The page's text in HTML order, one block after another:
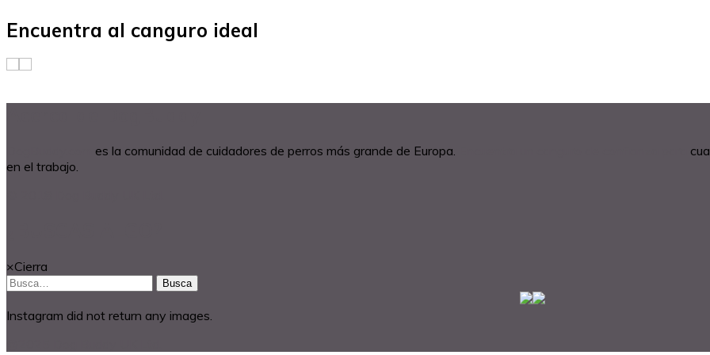
Encuentra al canguro ideal
es la comunidad de cuidadores de perros más grande de Europa.
en el trabajo.
×Cierra
Busca
Instagram did not return any images.